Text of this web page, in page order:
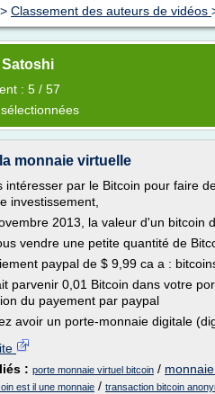
> Classement des auteurs de vidéos
: 5 / 57
monnaie virtuelle
intéresser par le Bitcoin pour faire
investissement,
2013, la valeur d'un bitcoin
vendre une petite quantité de
paypal de $ 9,99 ca a :
parvenir 0,01 Bitcoin dans votre
du payement par paypal
avoir un porte-monnaie digitale
: porte monnaie virtuel bitcoin /
est il une monnaie / transaction bitcoin